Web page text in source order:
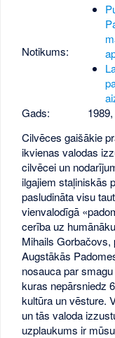
Notikums:
Gads:
1989,
Cilvēces gaišākie
ikvienas valodas
cilvēcei un
ilgajiem staļiniskās
pasludināta visu
vienvalodīgā
cerība uz
Mihails Gorbačovs,
Augstākās
nosauca par
kuras nepārsniedz
kultūra un vēsture.
un tās valoda
uzplaukums ir